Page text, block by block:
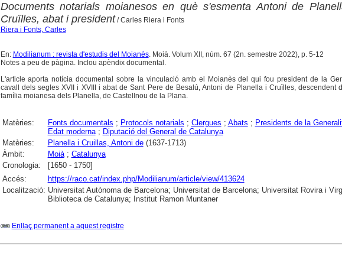
Documents notarials moianesos en què s'esmenta Antoni de
Cruïlles, abat i president/ Carles Riera i Fonts
Riera i Fonts, Carles
En: Modilianum : revista d'estudis del Moianès. Moià. Volum XII, núm. 67 (2n. semestre 2022), p. 5-12
Notes a peu de pàgina. Inclou apèndix documental.
L'article aporta notícia documental sobre la vinculació amb el Moianès del qui fou president de la
cavall dels segles XVII i XVIII i abat de Sant Pere de Besalú, Antoni de Planella i Cruïlles, descendent
família moianesa dels Planella, de Castellnou de la Plana.
Matèries: Fonts documentals ; Protocols notarials ; Clergues ; Abats ; Presidents de la
Edat moderna; Diputació del General de Catalunya
Matèries:
Planella i Cruillas, Antoni de(1637-1713)
Àmbit:
Moià; Catalunya
Cronologia:
[1650 - 1750]
Accés:
https://raco.cat/index.php/Modilianum/article/view/413624
Localització: Universitat Autònoma de Barcelona; Universitat de Barcelona; Universitat Rovira i
Biblioteca de Catalunya; Institut Ramon Muntaner
Enllaç permanent a aquest registre